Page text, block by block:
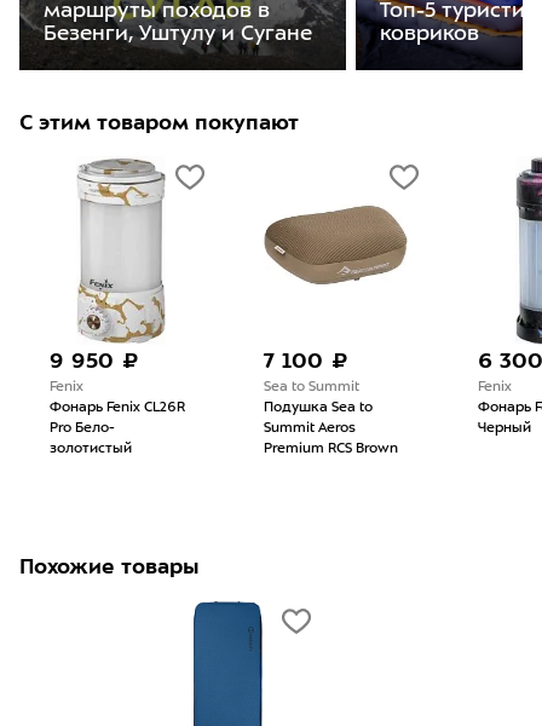
маршруты походов в
Безенги, Уштулу и Сугане
Топ-5
ковриков
С этим товаром покупают
9 950 ₽
Fenix
Фонарь Fenix CL26R
Pro Бело-
золотистый
7 100 ₽
Sea to Summit
Подушка Sea to
Summit Aeros
Premium RCS Brown
6
Fenix
Фонарь
Черный
Похожие товары